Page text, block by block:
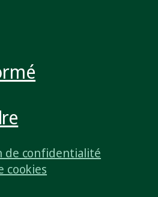
de confidentialité
cookies